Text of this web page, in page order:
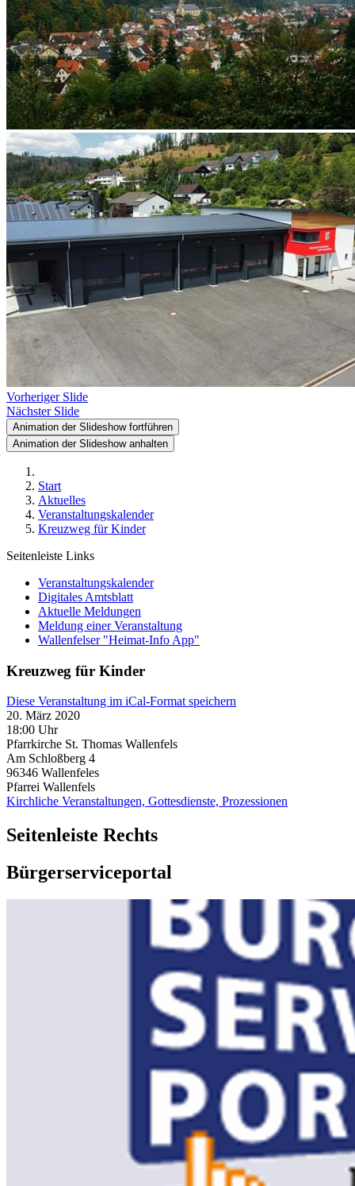
Vorheriger Slide
Nächster Slide
Animation der Slideshow fortführen
Animation der Slideshow anhalten
Start
Aktuelles
Veranstaltungskalender
Kreuzweg für Kinder
Seitenleiste Links
Veranstaltungskalender
Digitales Amtsblatt
Aktuelle Meldungen
Meldung einer Veranstaltung
Wallenfelser "Heimat-Info App"
Kreuzweg für Kinder
Diese Veranstaltung im iCal-Format speichern
20. März 2020
18:00 Uhr
Pfarrkirche St. Thomas Wallenfels
Am Schloßberg 4
96346 Wallenfeles
Pfarrei Wallenfels
Kirchliche Veranstaltungen, Gottesdienste, Prozessionen
Seitenleiste Rechts
Bürgerserviceportal